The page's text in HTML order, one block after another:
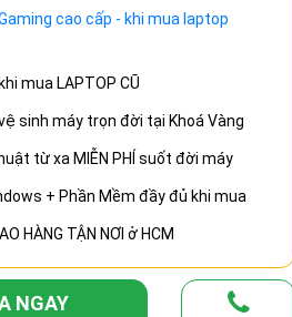
cao cấp - khi mua laptop
mua LAPTOP CŨ
sinh máy trọn đời tại Khoá Vàng
từ xa MIỄN PHÍ suốt đời máy
+ Phần Mềm đầy đủ khi mua
HÀNG TẬN NƠI ở HCM
NGAY